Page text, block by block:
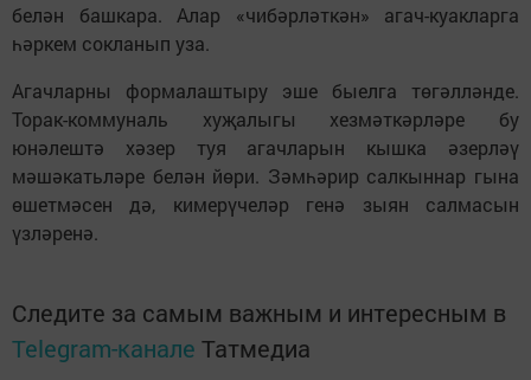
белән башкара. Алар «чибәрләткән» агач-куакларга
һәркем сокланып уза.
Агачларны формалаштыру эше быелга төгәлләнде.
Торак-коммуналь ху­җа­лыгы хез­мәт­кәрләре бу
юнәлештә хәзер туя агачларын кышка әзерләү
мәшәкатьләре белән йөри. Зәмһәрир салкыннар гына
өшетмәсен дә, кимерүчеләр генә зыян салмасын
үзләренә.
Следите за самым важным и интересным в
Telegram-канале Татмедиа